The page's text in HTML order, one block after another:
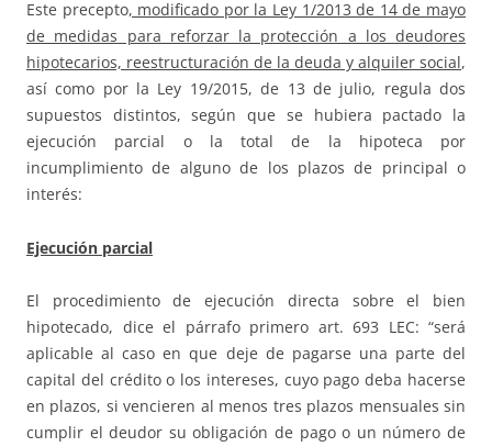
Este precepto, modificado por la Ley 1/2013 de 14 de mayo
de medidas para reforzar la protección a los deudores
hipotecarios, reestructuración de la deuda y alquiler social,
así como por la Ley 19/2015, de 13 de julio, regula dos
supuestos distintos, según que se hubiera pactado la
ejecución parcial o la total de la hipoteca por
incumplimiento de alguno de los plazos de principal o
interés:
Ejecución parcial
El procedimiento de ejecución directa sobre el bien
hipotecado, dice el párrafo primero art. 693 LEC: “será
aplicable al caso en que deje de pagarse una parte del
capital del crédito o los intereses, cuyo pago deba hacerse
en plazos, si vencieren al menos tres plazos mensuales sin
cumplir el deudor su obligación de pago o un número de